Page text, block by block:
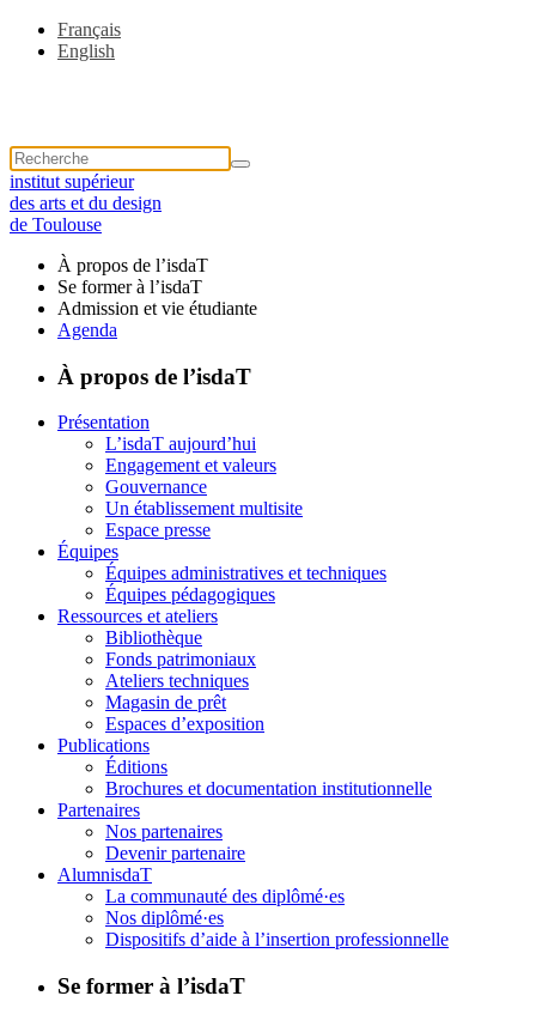
Français
English
institut supérieur
des arts et du design
de Toulouse
À propos de l’isdaT
Se former à l’isdaT
Admission et vie étudiante
Agenda
À propos de l’isdaT
Présentation
L’isdaT aujourd’hui
Engagement et valeurs
Gouvernance
Un établissement multisite
Espace presse
Équipes
Équipes administratives et techniques
Équipes pédagogiques
Ressources et ateliers
Bibliothèque
Fonds patrimoniaux
Ateliers techniques
Magasin de prêt
Espaces d’exposition
Publications
Éditions
Brochures et documentation institutionnelle
Partenaires
Nos partenaires
Devenir partenaire
AlumnisdaT
La communauté des diplômé·es
Nos diplômé·es
Dispositifs d’aide à l’insertion professionnelle
Se former à l’isdaT